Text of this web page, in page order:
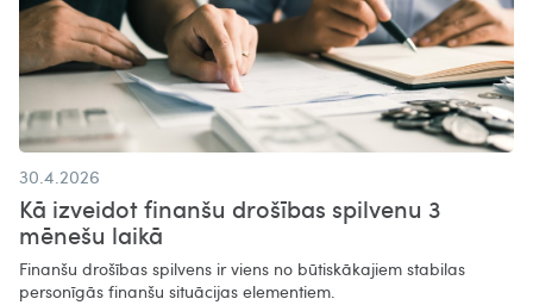
30.4.2026
Kā izveidot finanšu drošības spilvenu 3
mēnešu laikā
Finanšu drošības spilvens ir viens no būtiskākajiem stabilas
personīgās finanšu situācijas elementiem.